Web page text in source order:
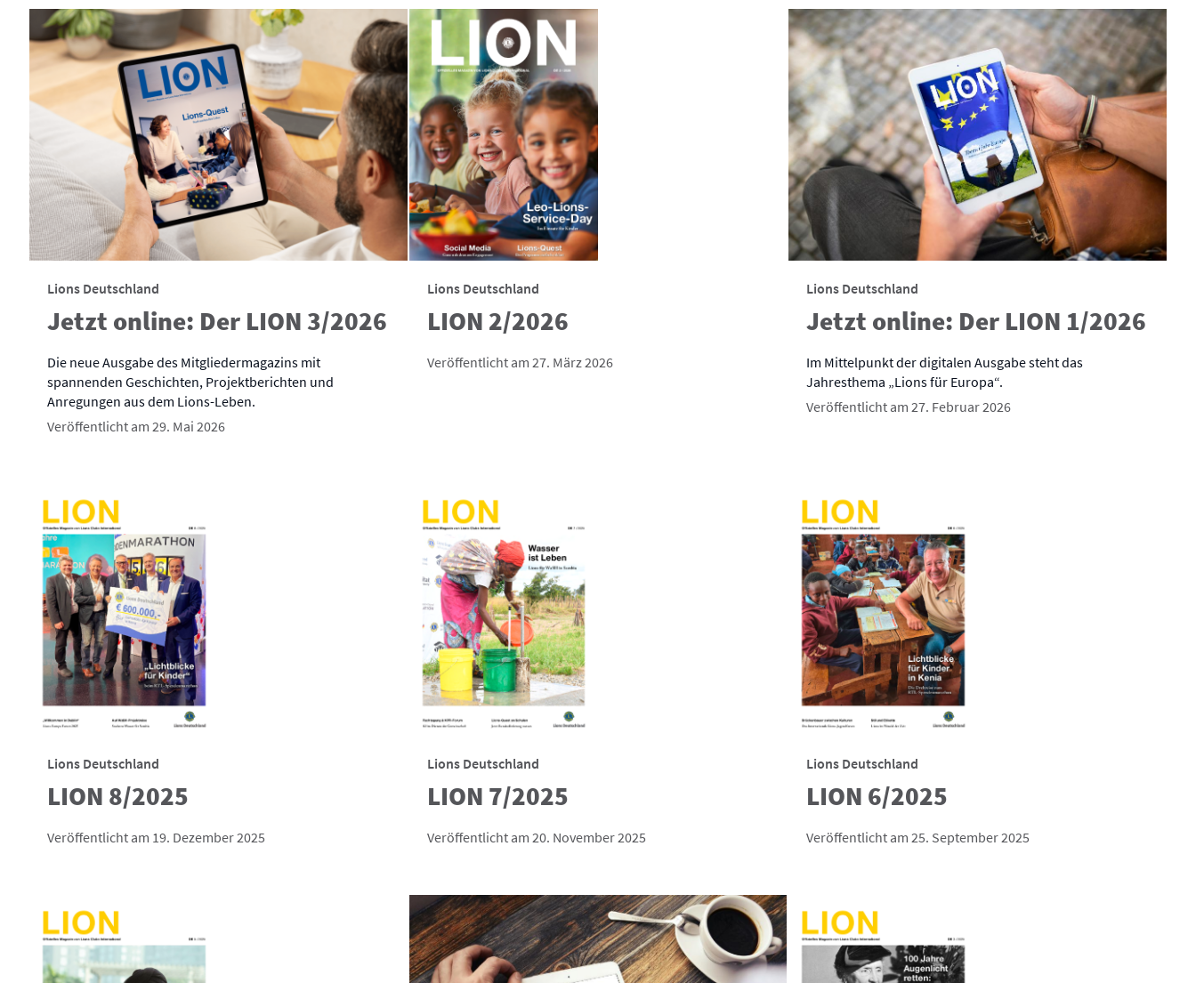
Lions Deutschland
Jetzt online: Der LION 3/2026
Die neue Ausgabe des Mitgliedermagazins mit
spannenden Geschichten, Projektberichten und
Anregungen aus dem Lions-Leben.
Veröffentlicht am 29. Mai 2026
Lions Deutschland
LION 2/2026
Veröffentlicht am 27. März 2026
Lions Deutschland
Jetzt online: Der LION 1/2026
Im Mittelpunkt der digitalen Ausgabe steht das
Jahresthema „Lions für Europa“.
Veröffentlicht am 27. Februar 2026
Lions Deutschland
LION 8/2025
Veröffentlicht am 19. Dezember 2025
Lions Deutschland
LION 7/2025
Veröffentlicht am 20. November 2025
Lions Deutschland
LION 6/2025
Veröffentlicht am 25. September 2025